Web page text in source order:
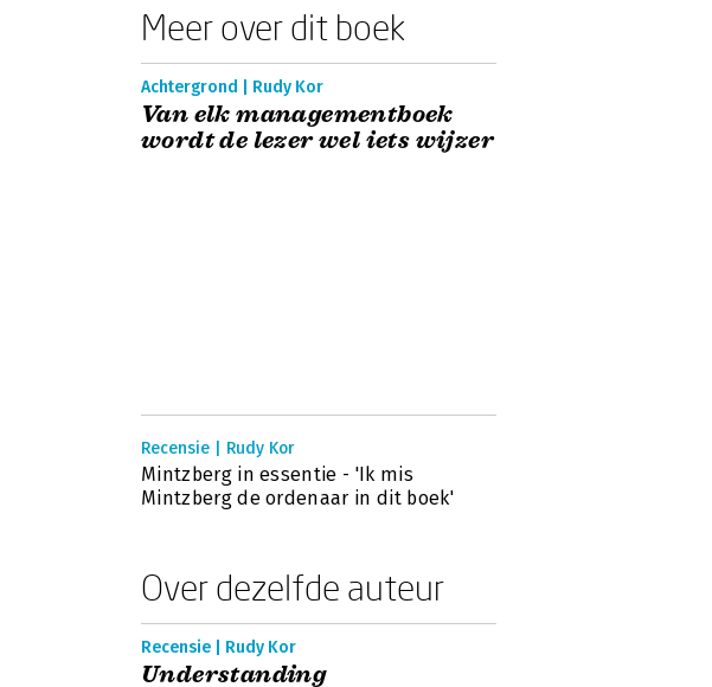
Meer over dit boek
Achtergrond | Rudy Kor
Van elk managementboek
wordt de lezer wel iets wijzer
Recensie | Rudy Kor
Mintzberg in essentie - 'Ik mis
Mintzberg de ordenaar in dit boek'
Over dezelfde auteur
Recensie | Rudy Kor
Understanding